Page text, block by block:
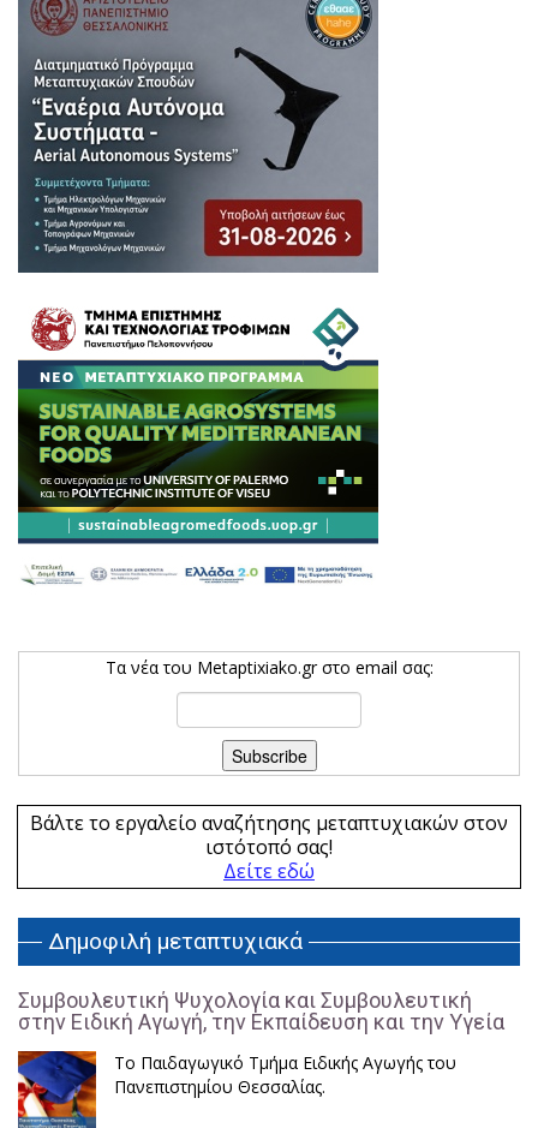
Τα νέα του Metaptixiako.gr στο email σας:
Βάλτε το εργαλείο αναζήτησης μεταπτυχιακών στον
ιστότοπό σας!
Δείτε εδώ
Δημοφιλή μεταπτυχιακά
Συμβουλευτική Ψυχολογία και Συμβουλευτική
στην Ειδική Αγωγή, την Εκπαίδευση και την Υγεία
Το Παιδαγωγικό Τμήμα Ειδικής Αγωγής του
Πανεπιστημίου Θεσσαλίας.